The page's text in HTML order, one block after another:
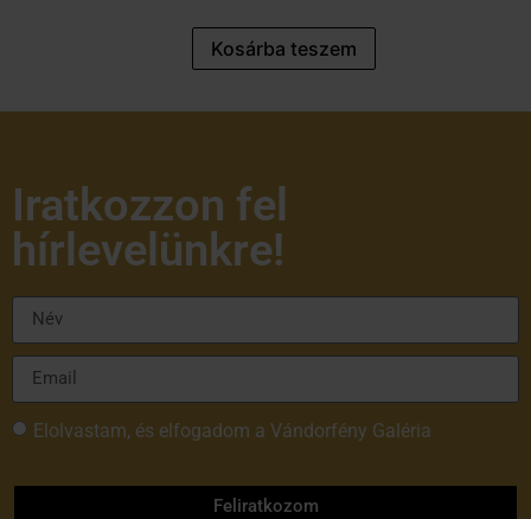
Kosárba teszem
Iratkozzon fel
hírlevelünkre!
Elolvastam, és elfogadom a Vándorfény Galéria
Feliratkozom